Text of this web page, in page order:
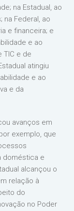
na Estadual, ao
Federal, ao
e financeira; e
e ao
TIC e de
atingiu
e ao
e da
avanços em
exemplo, que
doméstica e
alcançou o
relação à
do
no Poder